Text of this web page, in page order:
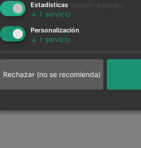
Estadísticas (siempre requerido)
↓ 1 servicio
Personalización
↓ 1 servicio
Rechazar (no se recomienda)